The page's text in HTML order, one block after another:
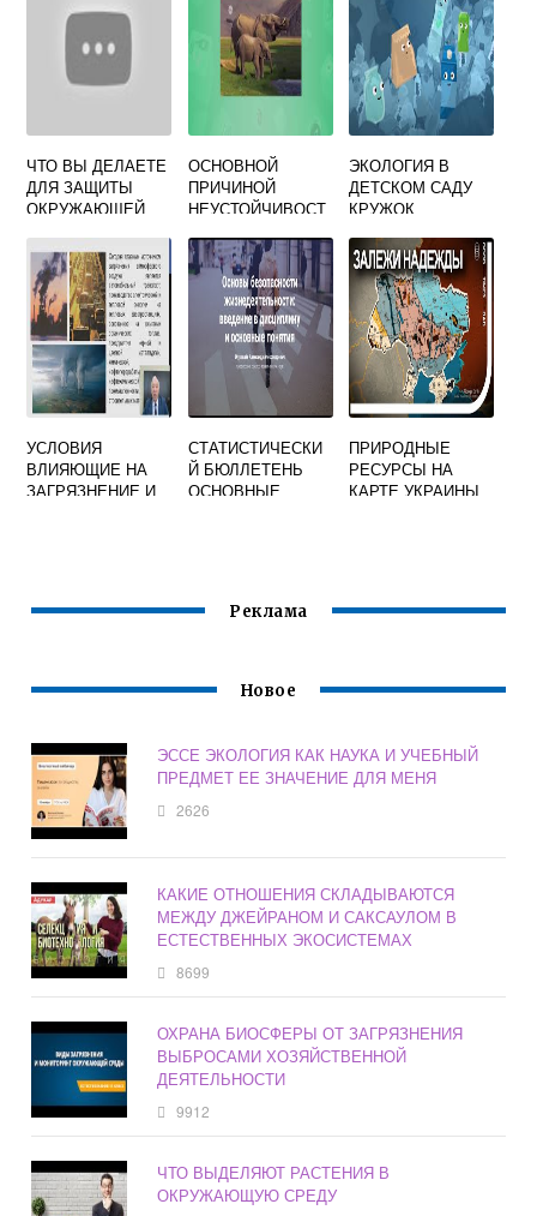
ЯВЛЯЕТСЯ
ЧТО ВЫ ДЕЛАЕТЕ
ДЛЯ ЗАЩИТЫ
ОКРУЖАЮЩЕЙ
ВАЖНО БЕРЕЖНО
ОТНОСИТЬСЯ К
ПРИРОДНЫМ
БОГАТСТВАМ
ОСНОВНОЙ
ПРИЧИНОЙ
НЕУСТОЙЧИВОСТ
ЯВЛЯЕТСЯ
ЭКОЛОГИЯ В
ДЕТСКОМ САДУ
КРУЖОК
УСЛОВИЯ
ВЛИЯЮЩИЕ НА
ЗАГРЯЗНЕНИЕ И
СТАТИСТИЧЕСКИ
Й БЮЛЛЕТЕНЬ
ОСНОВНЫЕ
ПРИРОДНЫЕ
РЕСУРСЫ НА
КАРТЕ УКРАИНЫ
Реклама
Новое
ЭССЕ ЭКОЛОГИЯ КАК НАУКА И УЧЕБНЫЙ
ПРЕДМЕТ ЕЕ ЗНАЧЕНИЕ ДЛЯ МЕНЯ
2626
КАКИЕ ОТНОШЕНИЯ СКЛАДЫВАЮТСЯ
МЕЖДУ ДЖЕЙРАНОМ И САКСАУЛОМ В
ЕСТЕСТВЕННЫХ ЭКОСИСТЕМАХ
8699
ОХРАНА БИОСФЕРЫ ОТ ЗАГРЯЗНЕНИЯ
ВЫБРОСАМИ ХОЗЯЙСТВЕННОЙ
ДЕЯТЕЛЬНОСТИ
9912
ЧТО ВЫДЕЛЯЮТ РАСТЕНИЯ В
ОКРУЖАЮЩУЮ СРЕДУ